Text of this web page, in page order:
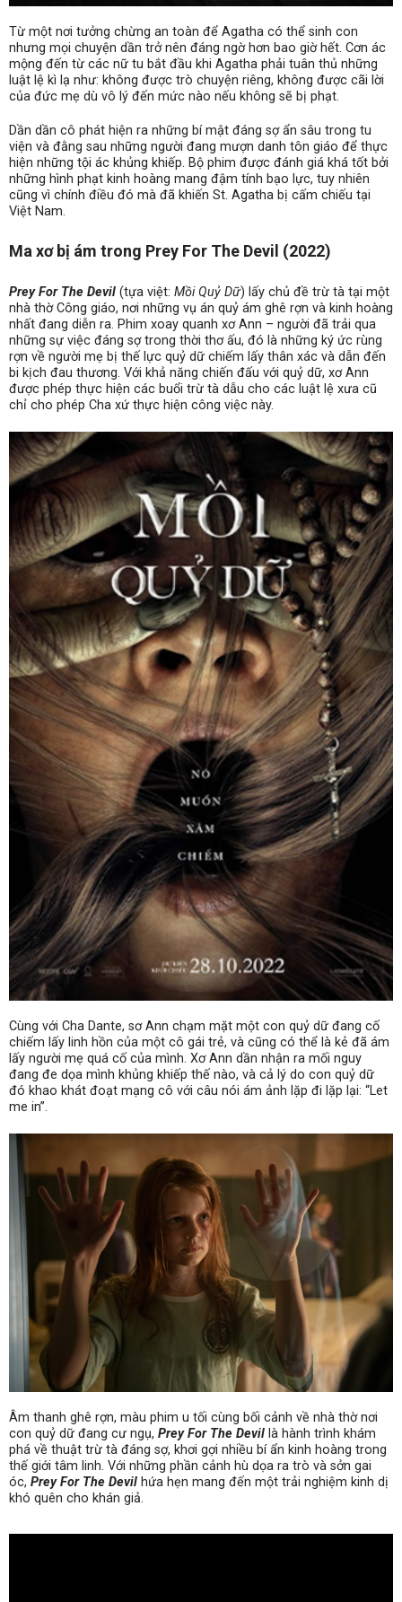
Từ một nơi tưởng chừng an toàn để Agatha có thể sinh con
nhưng mọi chuyện dần trở nên đáng ngờ hơn bao giờ hết. Cơn ác
mộng đến từ các nữ tu bắt đầu khi Agatha phải tuân thủ những
luật lệ kì lạ như: không được trò chuyện riêng, không được cãi lời
của đức mẹ dù vô lý đến mức nào nếu không sẽ bị phạt.
Dần dần cô phát hiện ra những bí mật đáng sợ ẩn sâu trong tu
viện và đằng sau những người đang mượn danh tôn giáo để thực
hiện những tội ác khủng khiếp. Bộ phim được đánh giá khá tốt bởi
những hình phạt kinh hoàng mang đậm tính bạo lực, tuy nhiên
cũng vì chính điều đó mà đã khiến St. Agatha bị cấm chiếu tại
Việt Nam.
Ma xơ bị ám trong Prey For The Devil (2022)
Prey For The Devil (tựa việt: Mồi Quỷ Dữ) lấy chủ đề trừ tà tại một
nhà thờ Công giáo, nơi những vụ án quỷ ám ghê rợn và kinh hoàng
nhất đang diễn ra. Phim xoay quanh xơ Ann – người đã trải qua
những sự việc đáng sợ trong thời thơ ấu, đó là những ký ức rùng
rợn về người mẹ bị thế lực quỷ dữ chiếm lấy thân xác và dẫn đến
bi kịch đau thương. Với khả năng chiến đấu với quỷ dữ, xơ Ann
được phép thực hiện các buổi trừ tà dẫu cho các luật lệ xưa cũ
chỉ cho phép Cha xứ thực hiện công việc này.
Cùng với Cha Dante, sơ Ann chạm mặt một con quỷ dữ đang cố
chiếm lấy linh hồn của một cô gái trẻ, và cũng có thể là kẻ đã ám
lấy người mẹ quá cố của mình. Xơ Ann dần nhận ra mối nguy
đang đe dọa mình khủng khiếp thế nào, và cả lý do con quỷ dữ
đó khao khát đoạt mạng cô với câu nói ám ảnh lặp đi lặp lại: “Let
me in”.
Âm thanh ghê rợn, màu phim u tối cùng bối cảnh về nhà thờ nơi
con quỷ dữ đang cư ngụ, Prey For The Devil là hành trình khám
phá về thuật trừ tà đáng sợ, khơi gợi nhiều bí ẩn kinh hoàng trong
thế giới tâm linh. Với những phần cảnh hù dọa ra trò và sởn gai
óc, Prey For The Devil hứa hẹn mang đến một trải nghiệm kinh dị
khó quên cho khán giả.